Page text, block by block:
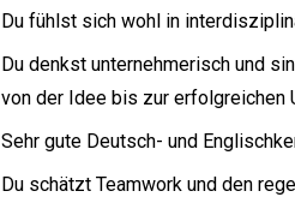
Du fühlst sich wohl in
Du denkst unternehmerisch und
von der Idee bis zur erfolgreichen
Sehr gute Deutsch- und
Du schätzt Teamwork und den